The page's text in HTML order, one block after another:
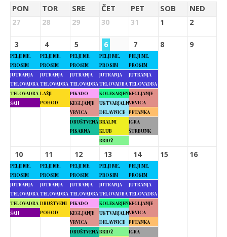
PON TOR SRE ČET PET SOB NED
27 28 29 30 31 1 2
3
PELJI ME,
PROSIM
JUTRANJA
TELOVADBA
TELOVADBA
ŠAH
4
PELJI ME,
PROSIM
JUTRANJA
TELOVADBA
LAŽJI
POHOD
5
PELJI ME,
PROSIM
JUTRANJA
TELOVADBA
PIKADO
KEGLJANJE
VRVICA
DRUŠTVENA
PISARNA
6
PELJI ME,
PROSIM
JUTRANJA
TELOVADBA
KOLESARJENJE
USTVARJALNE
DELAVNICE
BRALNI
KLUB
BRIDŽ
7
PELJI ME,
PROSIM
JUTRANJA
TELOVADBA
KEGLJANJE
VRVICA
PETANKA
IGRA
ŠTRBUNK
8 9
10
PELJI ME,
PROSIM
JUTRANJA
TELOVADBA
TELOVADBA
ŠAH
11
PELJI ME,
PROSIM
JUTRANJA
TELOVADBA
DRUŠTVENI
POHOD
12
PELJI ME,
PROSIM
JUTRANJA
TELOVADBA
PIKADO
KEGLJANJE
VRVICA
DRUŠTVENA
13
PELJI ME,
PROSIM
JUTRANJA
TELOVADBA
KOLESARJENJE
USTVARJALNE
DELAVNICE
BRIDŽ
14
PELJI ME,
PROSIM
JUTRANJA
TELOVADBA
KEGLJANJE
VRVICA
PETANKA
IGRA
15 16